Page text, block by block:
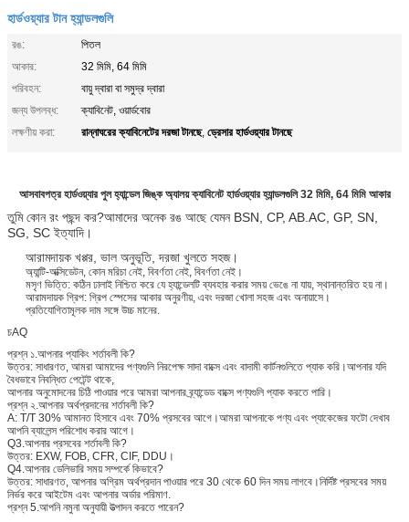
হার্ডওয়্যার টান হ্যান্ডলগুলি
রঙ:
পিতল
আকার:
32 মিমি, 64 মিমি
পরিবহন:
বায়ু দ্বারা বা সমুদ্র দ্বারা
জন্য উপলব্ধ:
ক্যাবিনেট, ওয়ার্ডবোর
লক্ষণীয় করা:
রান্নাঘরের ক্যাবিনেটের দরজা টানছে, ড্রেসার হার্ডওয়্যার টানছে
আসবাবপত্র হার্ডওয়্যার পুল হ্যান্ডেল জিঙ্ক অ্যালয় ক্যাবিনেট হার্ডওয়্যার হ্যান্ডলগুলি 32 মিমি, 64 মিমি আকার
তুমি কোন রং পছন্দ কর?আমাদের অনেক রঙ আছে যেমন BSN, CP, AB.AC, GP, SN,
SG, SC ইত্যাদি।
আরামদায়ক খপ্পর, ভাল অনুভূতি, দরজা খুলতে সহজ।
অ্যান্টি-অক্সিডেটন, কোন মরিচা নেই, বিবর্ণতা নেই, বিবর্ণতা নেই।
মসৃণ ভিত্তি: কঠিন ঢালাই নিশ্চিত করে যে হ্যান্ডেলটি ব্যবহার করার সময় ভেঙে না যায়, স্থানান্তরিত হয় না।
আরামদায়ক গ্রিপ: গ্রিপ স্পেসের আকার অনুরণীয়, এবং দরজা খোলা সহজ এবং অনায়াসে।
প্রতিযোগিতামূলক দাম সঙ্গে উচ্চ মানের.
চAQ
প্রশ্ন ১.আপনার প্যাকিং শর্তাবলী কি?
উত্তর: সাধারণত, আমরা আমাদের পণ্যগুলি নিরপেক্ষ সাদা বাক্সে এবং বাদামী কার্টনগুলিতে প্যাক করি।আপনার যদি
বৈধভাবে নিবন্ধিত পেটেন্ট থাকে,
আপনার অনুমোদনের চিঠি পাওয়ার পরে আমরা আপনার ব্র্যান্ডেড বাক্সে পণ্যগুলি প্যাক করতে পারি।
প্রশ্ন ২.আপনার অর্থপ্রদানের শর্তাবলী কি?
A: T/T 30% আমানত হিসাবে এবং 70% প্রসবের আগে।আমরা আপনাকে পণ্য এবং প্যাকেজের ফটো দেখাব
আপনি ব্যালেন্স পরিশোধ করার আগে।
Q3.আপনার প্রসবের শর্তাবলী কি?
উত্তর: EXW, FOB, CFR, CIF, DDU।
Q4.আপনার ডেলিভারি সময় সম্পর্কে কিভাবে?
উত্তর: সাধারণত, আপনার অগ্রিম অর্থপ্রদান পাওয়ার পরে 30 থেকে 60 দিন সময় লাগবে।নির্দিষ্ট প্রসবের সময়
নির্ভর করে আইটেম এবং আপনার অর্ডার পরিমাণ.
প্রশ্ন 5.আপনি নমুনা অনুযায়ী উত্পাদন করতে পারেন?